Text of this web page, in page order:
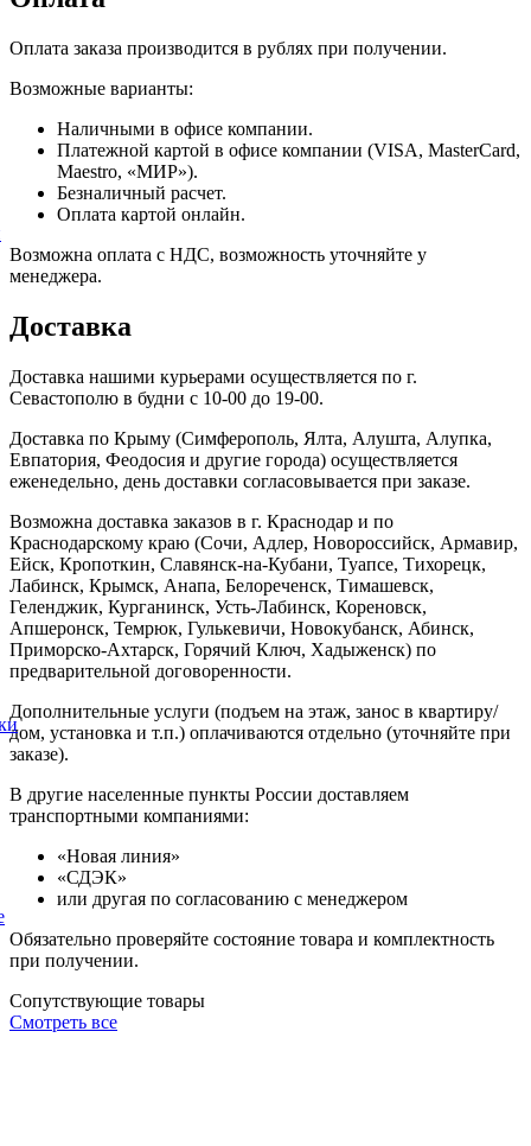
Оплата заказа производится в рублях при получении.
Возможные варианты:
Наличными в офисе компании.
Платежной картой в офисе компании (VISA, MasterCard,
Maestro, «МИР»).
Безналичный расчет.
Оплата картой онлайн.
Возможна оплата с НДС, возможность уточняйте у
менеджера.
Доставка
Доставка нашими курьерами осуществляется по г.
Севастополю в будни с 10-00 до 19-00.
Доставка по Крыму (Симферополь, Ялта, Алушта, Алупка,
Евпатория, Феодосия и другие города) осуществляется
еженедельно, день доставки согласовывается при заказе.
Возможна доставка заказов в г. Краснодар и по
Краснодарскому краю (Сочи, Адлер, Новороссийск, Армавир,
Ейск, Кропоткин, Славянск-на-Кубани, Туапсе, Тихорецк,
Лабинск, Крымск, Анапа, Белореченск, Тимашевск,
Геленджик, Курганинск, Усть-Лабинск, Кореновск,
Апшеронск, Темрюк, Гулькевичи, Новокубанск, Абинск,
Приморско-Ахтарск, Горячий Ключ, Хадыженск) по
предварительной договоренности.
Дополнительные услуги (подъем на этаж, занос в квартиру/
дом, установка и т.п.) оплачиваются отдельно (уточняйте при
заказе).
В другие населенные пункты России доставляем
транспортными компаниями:
«Новая линия»
«СДЭК»
или другая по согласованию с менеджером
Обязательно проверяйте состояние товара и комплектность
при получении.
Сопутствующие товары
Смотреть все